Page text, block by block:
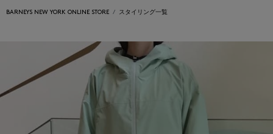
BARNEYS NEW YORK ONLINE STORE スタイリング一覧